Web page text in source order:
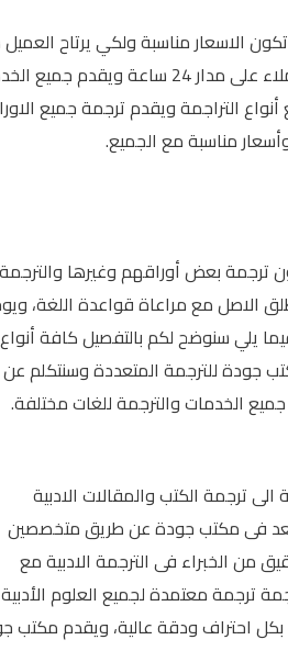
الاسعار مناسبة ولكي يرتاح
زيادات التكلفة والمكتب يوفر العديد من الخصومات والعروض مع توفير خدمة عملاء على مدار 24
التراجمة ويقدم ترجمة جميع
مناسبة مع الجميع.
ترجمة بعض أوراقهم وغيرها والترجمة
الاصل مع مراعاة قواعدة اللغة،
يلي سنوضح لكم بالتفصيل كافة أنواع
جودة للترجمة المتعددة وسنتكلم عن
الخدمات والترجمة للغات مختلفة.
ترجمة الكتب والمقالات الادبية
تعد فى مكتب جودة عن طريق متخصصين
من الخبراء فى الترجمة الادبية مع
ترجمة معتمدة لجميع العلوم الأدبية
الأدب والشعر والنثر والمقالات الادبية لترجمتهم لأكثر من 35 لغة بكل احتراف ودقة عالية،